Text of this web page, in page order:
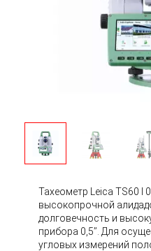
Тахеометр Leica TS60 I
высокопрочной
долговечность и
прибора 0,5’’. Для
угловых измерений